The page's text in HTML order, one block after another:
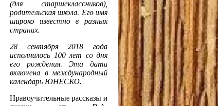
(для старшеклассников),
родительская школа. Его имя
широко известно в разных
странах.
28 сентября 2018 года
исполнилось 100 лет со дня
его рождения. Эта дата
включена в международный
календарь ЮНЕСКО.
Нравоучительные рассказы и